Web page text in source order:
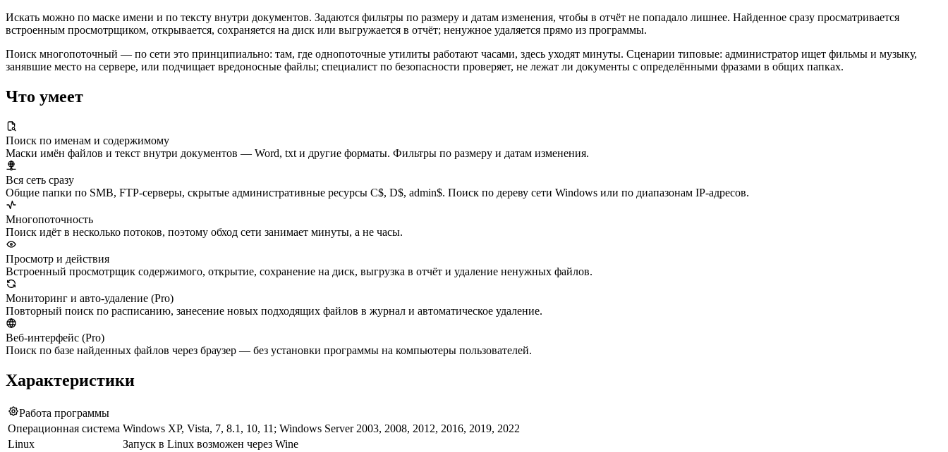
Искать можно по маске имени и по тексту внутри документов. Задаются фильтры по размеру и датам изменения, чтобы в отчёт не попадало лишнее. Найденное сразу просматривается
встроенным просмотрщиком, открывается, сохраняется на диск или выгружается в отчёт; ненужное удаляется прямо из программы.
Поиск многопоточный — по сети это принципиально: там, где однопоточные утилиты работают часами, здесь уходят минуты. Сценарии типовые: администратор ищет фильмы и музыку,
занявшие место на сервере, или подчищает вредоносные файлы; специалист по безопасности проверяет, не лежат ли документы с определёнными фразами в общих папках.
Что умеет
Поиск по именам и содержимому
Маски имён файлов и текст внутри документов — Word, txt и другие форматы. Фильтры по размеру и датам изменения.
Вся сеть сразу
Общие папки по SMB, FTP-серверы, скрытые административные ресурсы C$, D$, admin$. Поиск по дереву сети Windows или по диапазонам IP-адресов.
Многопоточность
Поиск идёт в несколько потоков, поэтому обход сети занимает минуты, а не часы.
Просмотр и действия
Встроенный просмотрщик содержимого, открытие, сохранение на диск, выгрузка в отчёт и удаление ненужных файлов.
Мониторинг и авто-удаление (Pro)
Повторный поиск по расписанию, занесение новых подходящих файлов в журнал и автоматическое удаление.
Веб-интерфейс (Pro)
Поиск по базе найденных файлов через браузер — без установки программы на компьютеры пользователей.
Характеристики
Работа программы
Операционная система Windows XP, Vista, 7, 8.1, 10, 11; Windows Server 2003, 2008, 2012, 2016, 2019, 2022
Linux
Запуск в Linux возможен через Wine